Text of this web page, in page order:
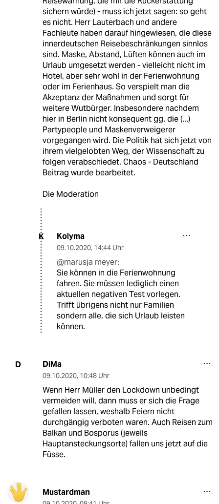
sichern würde) - muss ich jetzt sagen: so geht
es nicht. Herr Lauterbach und andere
Fachleute haben darauf hingewiesen, die diese
innerdeutschen Reisebeschränkungen sinnlos
sind. Maske, Abstand, Lüften können auch im
Urlaub umgesetzt werden - vielleicht nicht im
Hotel, aber sehr wohl in der Ferienwohnung
oder im Ferienhaus. So verspielt man die
Akzeptanz der Maßnahmen und sorgt für
weitere Wutbürger. Insbesondere nachdem
hier in Berlin nicht konsequent gg. die (...)
Partypeople und Maskenverweigerer
vorgegangen wird. Die Politik hat sich jetzt von
ihrem vielgelobten Weg, der Wissenschaft zu
folgen verabschiedet. Chaos - Deutschland
Beitrag wurde bearbeitet.
Die Moderation
K Kolyma
09.10.2020, 14:44 Uhr
@marusja meyer:
Sie können in die Ferienwohnung
fahren. Sie müssen lediglich einen
aktuellen negativen Test vorlegen.
Trifft übrigens nicht nur Familien
sondern alle, die sich Urlaub leisten
können.
D DiMa
09.10.2020, 10:48 Uhr
Wenn Herr Müller den Lockdown unbedingt
vermeiden will, dann muss er sich die Frage
gefallen lassen, weshalb Feiern nicht
durchgängig verboten waren. Auch Reisen zum
Balkan und Bosporus (jeweils
Hauptansteckungsorte) fallen uns jetzt auf die
Füsse.
Mustardman